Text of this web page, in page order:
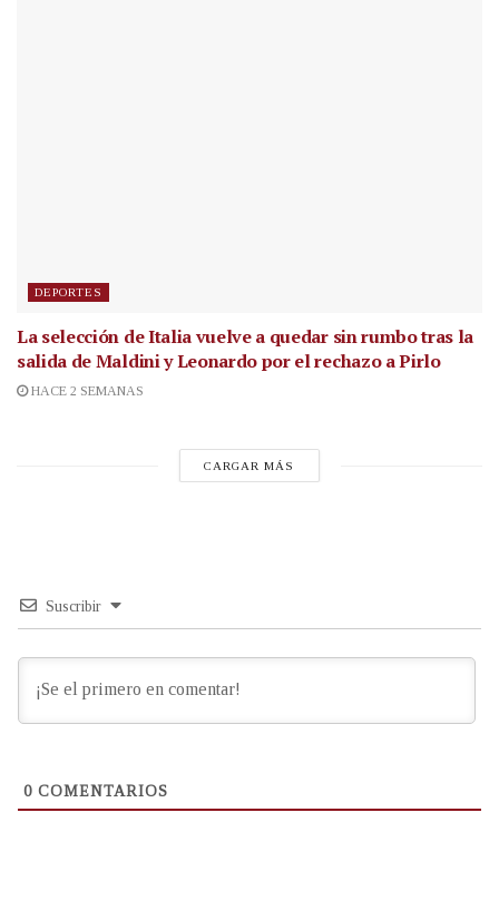
DEPORTES
La selección de Italia vuelve a quedar sin rumbo tras la
salida de Maldini y Leonardo por el rechazo a Pirlo
HACE 2 SEMANAS
CARGAR MÁS
Suscribir
0 COMENTARIOS